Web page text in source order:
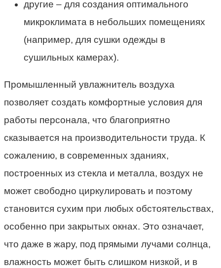
другие – для создания оптимального
микроклимата в небольших помещениях
(например, для сушки одежды в
сушильных камерах).
Промышленный увлажнитель воздуха
позволяет создать комфортные условия для
работы персонала, что благоприятно
сказывается на производительности труда. К
сожалению, в современных зданиях,
построенных из стекла и металла, воздух не
может свободно циркулировать и поэтому
становится сухим при любых обстоятельствах,
особенно при закрытых окнах. Это означает,
что даже в жару, под прямыми лучами солнца,
влажность может быть слишком низкой, и в